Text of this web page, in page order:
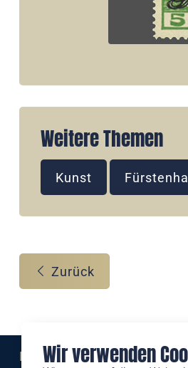
Wir verwenden
Weitere Themen
Kunst
Zurück
Eine Marke der